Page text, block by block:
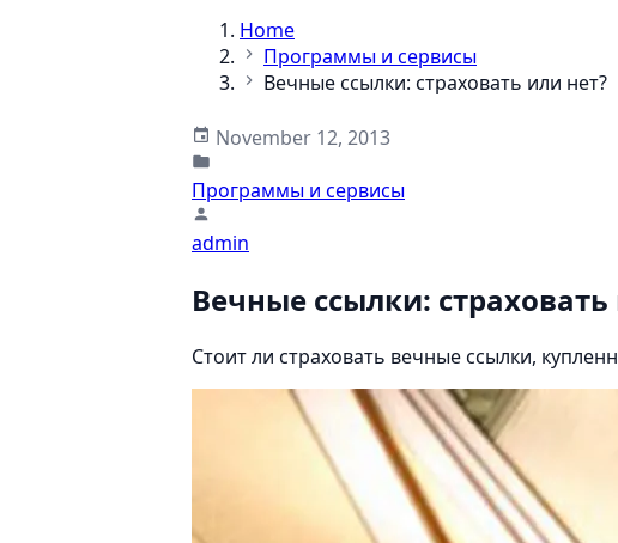
Home
Программы и сервисы
Вечные ссылки: страховать или нет?
November 12, 2013
Программы и сервисы
admin
Вечные ссылки: страховать
Стоит ли страховать вечные ссылки,